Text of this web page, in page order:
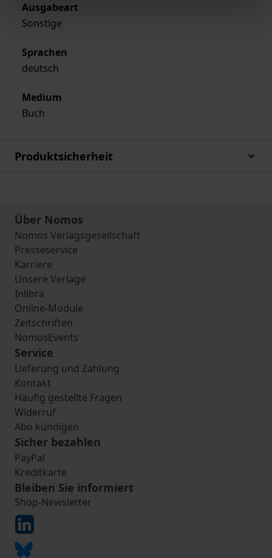
Ausgabeart
Sonstige
Sprachen
deutsch
Medium
Buch
Produktsicherheit
Über Nomos
Nomos Verlagsgesellschaft
Presseservice
Karriere
Unsere Verlage
Inlibra
Online-Module
Zeitschriften
NomosEvents
Service
Lieferung und Zahlung
Kontakt
Häufig gestellte Fragen
Widerruf
Abo kündigen
Sicher bezahlen
PayPal
Kreditkarte
Bleiben Sie informiert
Shop-Newsletter